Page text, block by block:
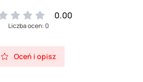
0.00
Liczba ocen: 0
Oceń i opisz